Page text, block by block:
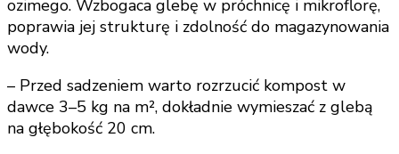
ozimego. Wzbogaca glebę w próchnicę i mikroflorę,
poprawia jej strukturę i zdolność do magazynowania
wody.
– Przed sadzeniem warto rozrzucić kompost w
dawce 3–5 kg na m², dokładnie wymieszać z glebą
na głębokość 20 cm.